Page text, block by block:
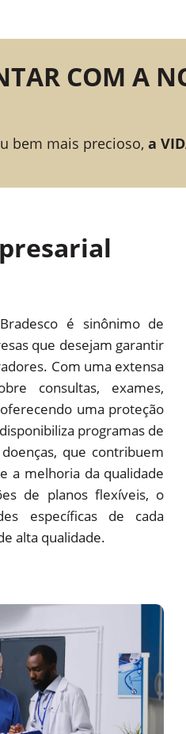
COM A
bem mais precioso,a
é sinônimo de
que desejam garantir
Com uma extensa
consultas, exames,
uma proteção
programas de
que contribuem
a melhoria da qualidade
de planos flexíveis, o
específicas de cada
alta qualidade.